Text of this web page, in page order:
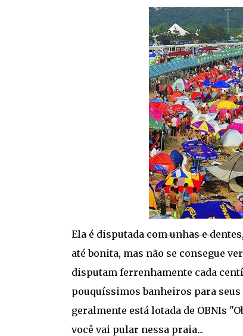
Ela é disputadacom unhas e dentes
até bonita, mas não se consegue
disputam ferrenhamente cada
pouquíssimos banheiros para seus
geralmente está lotada de OBNIs
você vai pular nessa praia...